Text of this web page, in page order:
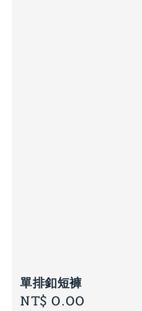
單排釦短褲
Regular
NT$ 0.00